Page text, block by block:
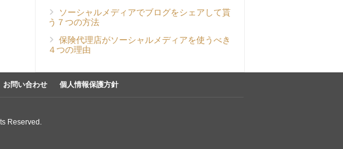
ソーシャルメディアでブログをシェアして貰
う７つの方法
保険代理店がソーシャルメディアを使うべき
４つの理由
お問い合わせ 個人情報保護方針
Reserved.